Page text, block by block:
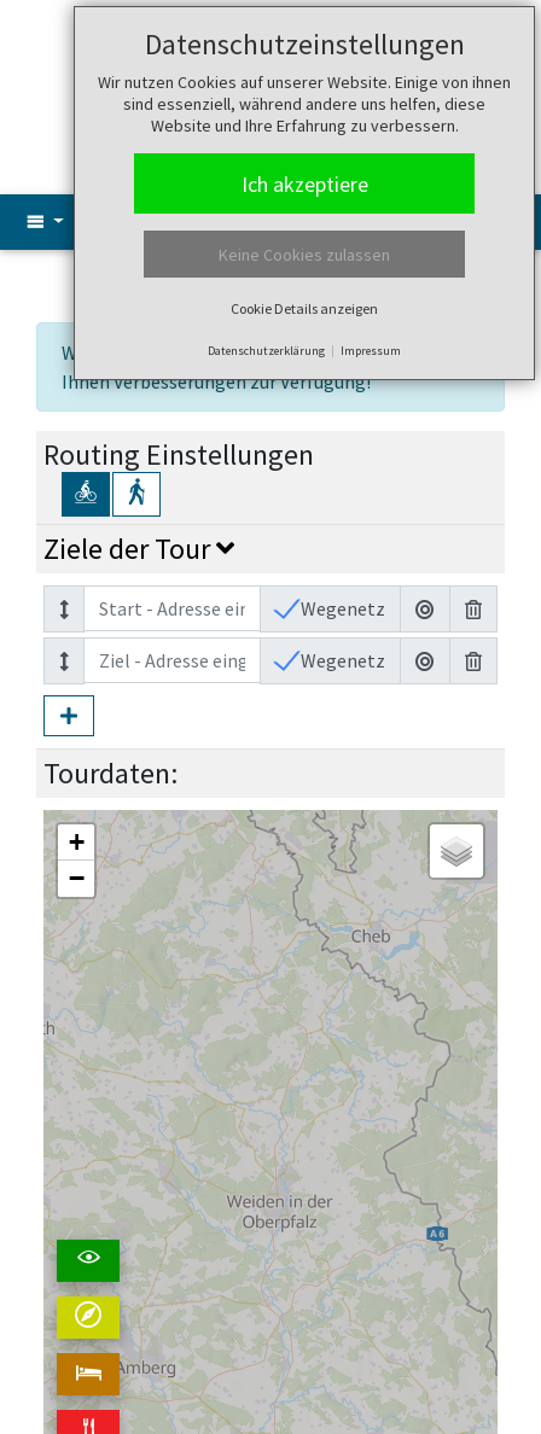
Datenschutzeinstellungen
Wir nutzen Cookies auf unserer Website. Einige von ihnen
sind essenziell, während andere uns helfen, diese
Website und Ihre Erfahrung zu verbessern.
Ich akzeptiere
Keine Cookies zulassen
Cookie Details anzeigen
Datenschutzerklärung Impressum
SucheMenü
Eigene Tour erstellen
Wir arbeiten ständig an dieser Seite und stellen
Ihnen Verbesserungen zur Verfügung!
Routing Einstellungen
Ziele der Tour
Wegenetz
Wegenetz
Tourdaten:
+
−